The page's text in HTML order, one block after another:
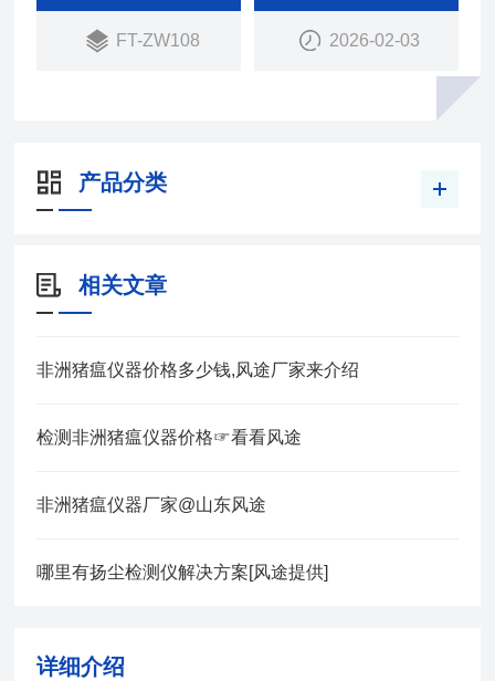
FT-ZW108 2026-02-03
产品分类
相关文章
非洲猪瘟仪器价格多少钱,风途厂家来介绍
检测非洲猪瘟仪器价格☞看看风途
非洲猪瘟仪器厂家@山东风途
哪里有扬尘检测仪解决方案[风途提供]
详细介绍